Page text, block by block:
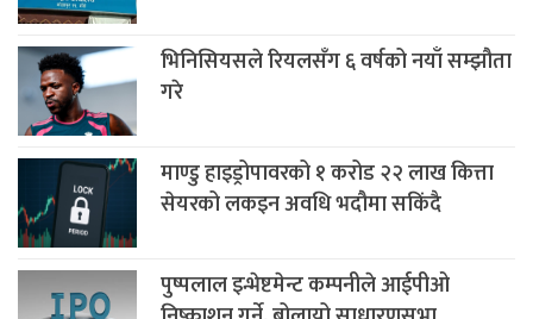
भिनिसियसले रियलसँग ६ वर्षको नयाँ सम्झौता
गरे
माण्डु हाइड्रोपावरको १ करोड २२ लाख कित्ता
सेयरको लकइन अवधि भदौमा सकिंदै
पुष्पलाल इन्भेष्टमेन्ट कम्पनीले आईपीओ